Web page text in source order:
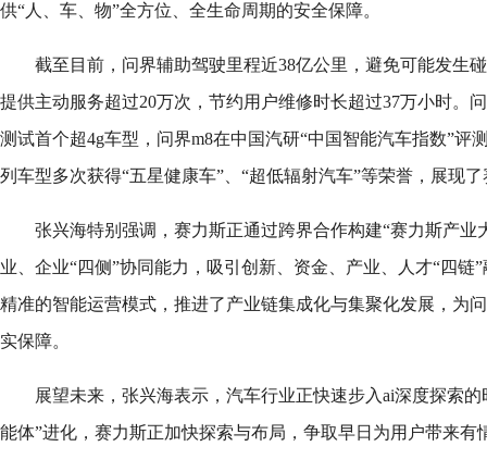
供“人、车、物”全方位、全生命周期的安全保障。
截至目前，问界辅助驾驶里程近38亿公里，避免可能发生
提供主动服务超过20万次，节约用户维修时长超过37万小时。
测试首个超4g车型，问界m8在中国汽研“中国智能汽车指数”评
列车型多次获得“五星健康车”、“超低辐射汽车”等荣誉，展现
张兴海特别强调，赛力斯正通过跨界合作构建“赛力斯产业
业、企业“四侧”协同能力，吸引创新、资金、产业、人才“四链
精准的智能运营模式，推进了产业链集成化与集聚化发展，为
实保障。
展望未来，张兴海表示，汽车行业正快速步入ai深度探索的
能体”进化，赛力斯正加快探索与布局，争取早日为用户带来有